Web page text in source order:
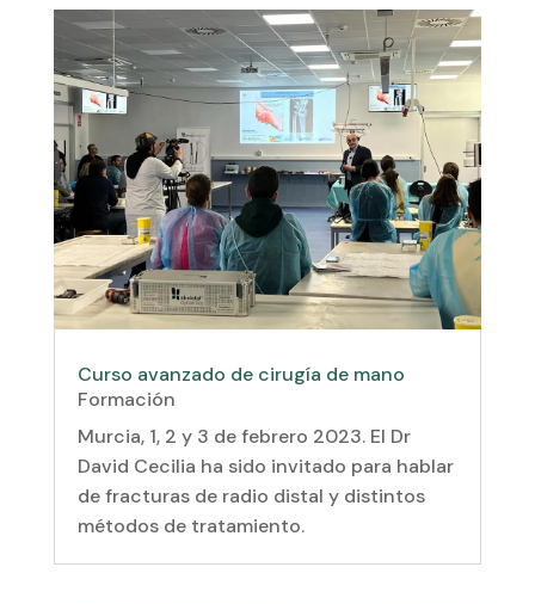
Curso avanzado de cirugía de mano
Formación
Murcia, 1, 2 y 3 de febrero 2023. El Dr
David Cecilia ha sido invitado para hablar
de fracturas de radio distal y distintos
métodos de tratamiento.